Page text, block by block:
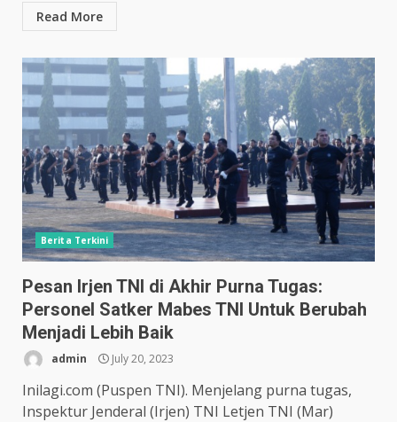
Read More
Berita Terkini
Pesan Irjen TNI di Akhir Purna Tugas:
Personel Satker Mabes TNI Untuk Berubah
Menjadi Lebih Baik
admin July 20, 2023
Inilagi.com (Puspen TNI). Menjelang purna tugas,
Inspektur Jenderal (Irjen) TNI Letjen TNI (Mar)